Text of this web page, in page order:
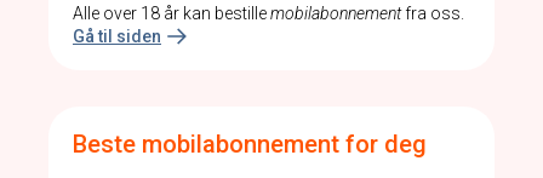
Alle over 18 år kan bestillemobilabonnementfra oss.
Gå til siden
Beste mobilabonnement for deg